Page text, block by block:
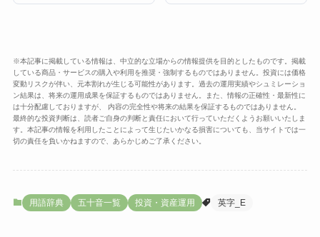
※本記事に掲載している情報は、中立的な立場からの情報提供を目的としたものです。掲載
している商品・サービスの購入や利用を推奨・強制するものではありません。投資には価格
変動リスクが伴い、元本割れが生じる可能性があります。過去の運用実績やシュミレーショ
ン結果は、将来の運用成果を保証するものではありません。また、情報の正確性・最新性に
は十分配慮しておりますが、 内容の完全性や将来の結果を保証するものではありません。
最終的な投資判断は、読者ご自身の判断と責任において行っていただくようお願いいたしま
す。本記事の情報を利用したことによって生じたいかなる損害についても、当サイトでは一
切の責任を負いかねますので、あらかじめご了承ください。
用語辞典 五十音一覧 投資・資産運用 英字_E